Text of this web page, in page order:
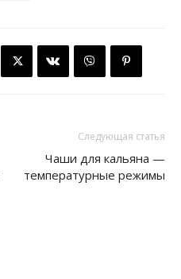
Следующая статья
Чаши для кальяна —
температурные режимы